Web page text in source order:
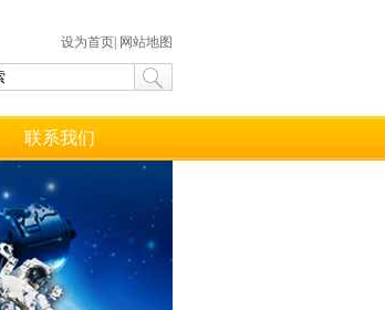
设为首页 网站地图
联系我们